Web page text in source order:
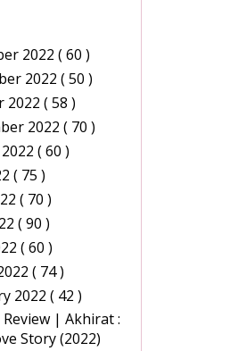
2022 ( 60 )
2022 ( 50 )
2022 ( 58 )
2022 ( 70 )
( 60 )
( 75 )
( 70 )
( 90 )
( 60 )
( 74 )
2022 ( 42 )
| Akhirat :
Story (2022)